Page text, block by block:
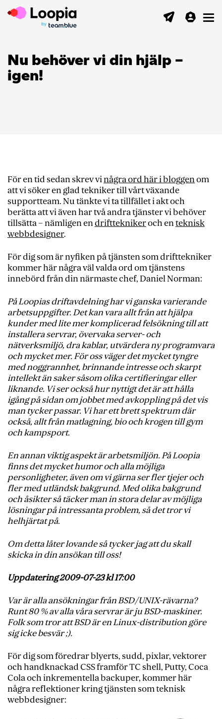
Nu behöver vi din hjälp –
igen!
För en tid sedan skrev vinågra ord här i bloggenom
att vi söker en glad tekniker till vårt växande
supportteam. Nu tänkte vi ta tillfället i akt och
berätta att vi även har två andra tjänster vi behöver
tillsätta – nämligen endriftteknikeroch enteknisk
webbdesigner.
För dig som är nyfiken på tjänsten som drifttekniker
kommer här några väl valda ord om tjänstens
innebörd från din närmaste chef, Daniel Norman:
På Loopias driftavdelning har vi ganska varierande
arbetsuppgifter. Det kan vara allt från att hjälpa
kunder med lite mer komplicerad felsökning till att
installera servrar, övervaka server- och
nätverksmiljö, dra kablar, utvärdera ny programvara
och mycket mer. För oss väger det mycket tyngre
med noggrannhet, brinnande intresse och skarpt
intellekt än saker såsom olika certifieringar eller
liknande. Vi ser också hur nyttigt det är att hålla
igång på sidan om jobbet med avkoppling på det vis
man tycker passar. Vi har ett brett spektrum där
också, allt från matlagning, bio och krogen till gym
och kampsport.
En annan viktig aspekt är arbetsmiljön. På Loopia
finns det mycket humor och alla möjliga
personligheter, även om vi gärna ser fler tjejer och
fler med utländsk bakgrund. Med olika bakgrund
och åsikter så täcker man in stora delar av möjliga
lösningar på intressanta problem, så det tror vi
helhjärtat på.
Om detta låter lovande så tycker jag att du skall
skicka in din ansökan till oss!
Uppdatering 2009-07-23 kl 17:00
Var är alla ansökningar från BSD/UNIX-rävarna?
Runt 80 % av alla våra servrar är ju BSD-maskiner.
Folk som tror att BSD är en Linux-distribution göre
sig icke besvär ;).
För dig som föredrar blyerts, sudd, pixlar, vektorer
och handknackad CSS framför TC shell, Putty, Coca
Cola och inkrementella backuper, kommer här
några reflektioner kring tjänsten som teknisk
webbdesigner: